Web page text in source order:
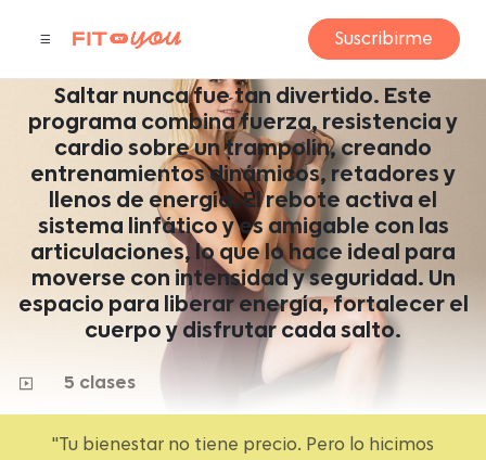
Suscribirme
BOUNCE FUNCIONAL
Saltar nunca fue tan divertido. Este
programa combina fuerza, resistencia y
cardio sobre un trampolín, creando
entrenamientos dinámicos, retadores y
llenos de energía. El rebote activa el
sistema linfático y es amigable con las
articulaciones, lo que lo hace ideal para
moverse con intensidad y seguridad. Un
espacio para liberar energía, fortalecer el
cuerpo y disfrutar cada salto.
5 clases
"Tu bienestar no tiene precio. Pero lo hicimos